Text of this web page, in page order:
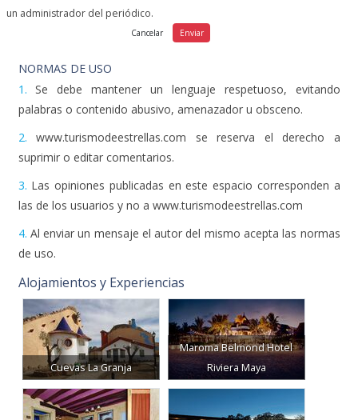
un administrador del periódico.
NORMAS DE USO
1. Se debe mantener un lenguaje respetuoso, evitando
palabras o contenido abusivo, amenazador u obsceno.
2. www.turismodeestrellas.com se reserva el derecho a
suprimir o editar comentarios.
3. Las opiniones publicadas en este espacio corresponden a
las de los usuarios y no a www.turismodeestrellas.com
4. Al enviar un mensaje el autor del mismo acepta las normas
de uso.
Alojamientos y Experiencias
Cuevas La Granja
Maroma Belmond Hotel
Riviera Maya